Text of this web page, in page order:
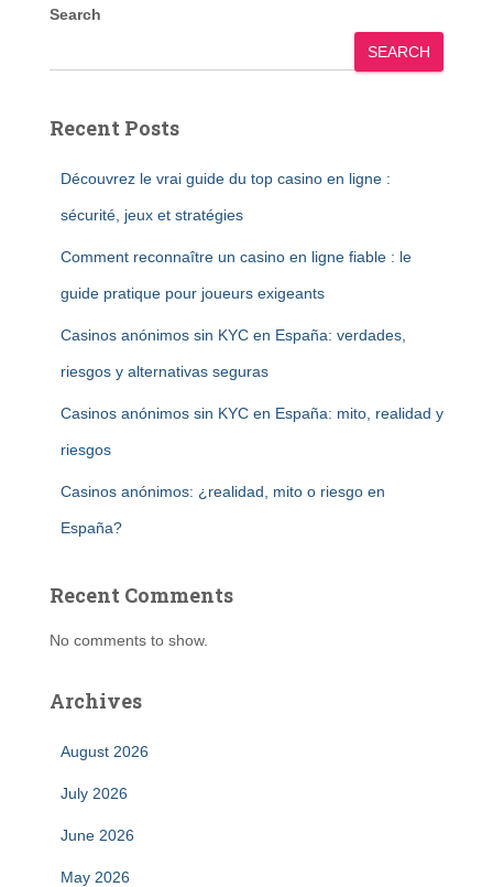
Search
SEARCH
Recent Posts
Découvrez le vrai guide du top casino en ligne :
sécurité, jeux et stratégies
Comment reconnaître un casino en ligne fiable : le
guide pratique pour joueurs exigeants
Casinos anónimos sin KYC en España: verdades,
riesgos y alternativas seguras
Casinos anónimos sin KYC en España: mito, realidad y
riesgos
Casinos anónimos: ¿realidad, mito o riesgo en
España?
Recent Comments
No comments to show.
Archives
August 2026
July 2026
June 2026
May 2026